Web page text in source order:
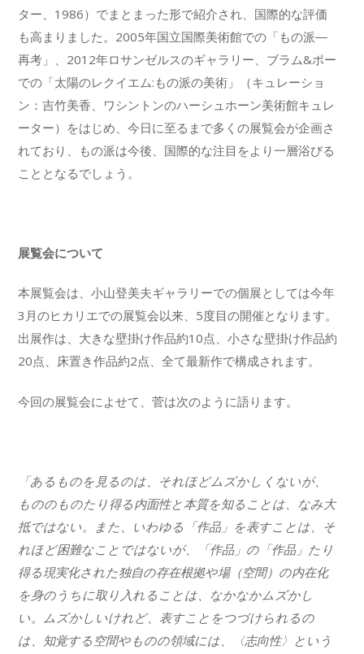
ター、1986）でまとまった形で紹介され、国際的な評価
も高まりました。2005年国立国際美術館での「もの派―
再考」、2012年ロサンゼルスのギャラリー、ブラム&ポー
での「太陽のレクイエム:もの派の美術」（キュレーショ
ン：吉竹美香、ワシントンのハーシュホーン美術館キュレ
ーター）をはじめ、今日に至るまで多くの展覧会が企画さ
れており、もの派は今後、国際的な注目をより一層浴びる
こととなるでしょう。
展覧会について
本展覧会は、小山登美夫ギャラリーでの個展としては今年
3月のヒカリエでの展覧会以来、5度目の開催となります。
出展作は、大きな壁掛け作品約10点、小さな壁掛け作品約
20点、床置き作品約2点、全て最新作で構成されます。
今回の展覧会によせて、菅は次のように語ります。
「あるものを見るのは、それほどムズかしくないが、
もののものたり得る内面性と本質を知ることは、なみ大
抵ではない。また、いわゆる「作品」を表すことは、そ
れほど困難なことではないが、「作品」の「作品」たり
得る現実化された独自の存在根拠や場（空間）の内在化
を身のうちに取り入れることは、なかなかムズかし
い。ムズかしいけれど、表すことをつづけられるの
は、知覚する空間やものの領域には、〈志向性〉という